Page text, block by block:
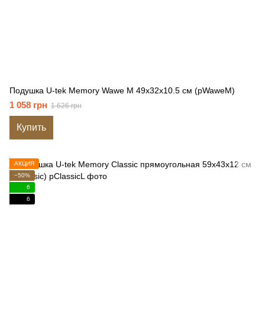
Подушка U-tek Memory Wawe M 49x32x10.5 см (pWaweM)
1 058 грн 1 626 грн
Купить
АКЦИЯ
−50%
6
6